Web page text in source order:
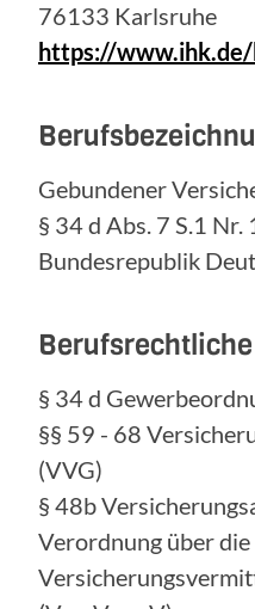
76133 Karlsruhe
https://
Gebundener
§ 34 d Abs. 7 S.1 Nr.
Bundesrepublik
§ 34 d
§§ 59 - 68
(VVG)
§ 48b
Verordnung über die